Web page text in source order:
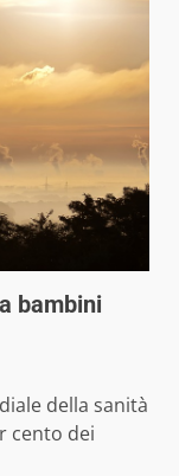
bambini
della sanità
cento dei